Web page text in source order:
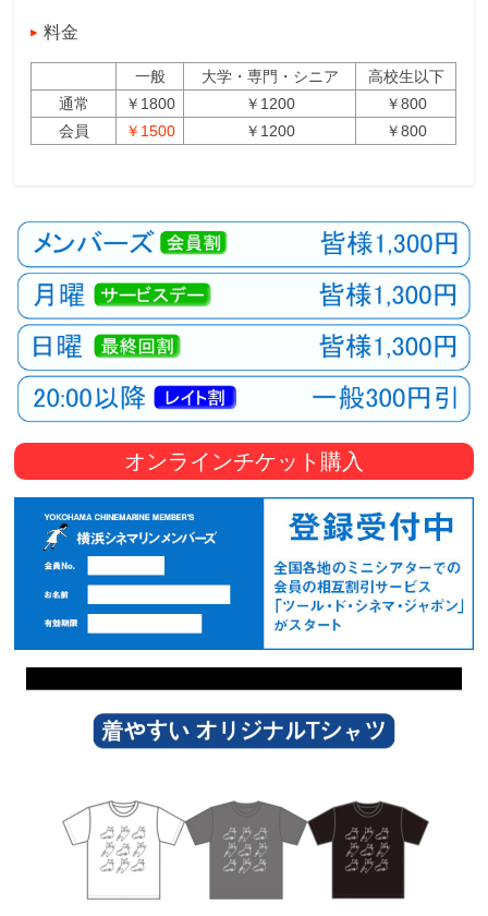
料金
一般 大学・専門・シニア
高校生以下
通常
￥1800 ￥1200
￥800
会員
￥1500 ￥1200 ￥800
オンラインチケット購入